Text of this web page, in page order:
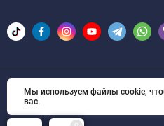
© 2026 Areon-ua.
Мы используем файлы cookie,
вас.